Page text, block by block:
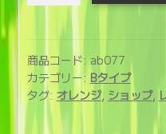
ー
ジ
制
作
商品コード: ab077
カテゴリー: Bタイプ
タグ: オレンジ, ショップ,